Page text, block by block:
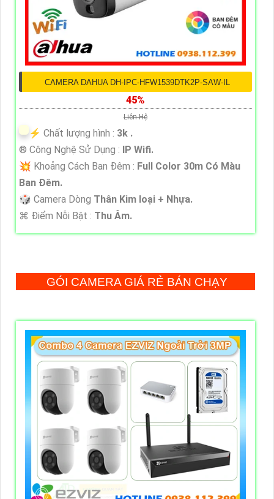
CAMERA DAHUA DH-IPC-HFW1539DTK2P-SAW-IL
45%
Liên Hệ
️⚡ Chất lượng hình : 3k .
®️ Công Nghệ Sử Dụng :
IP Wifi.
💥 Khoảng Cách Ban Đêm : Full Color 30m Có Màu
Ban Ðêm.
🎲 Camera Dòng Thân Kim loại + Nhựa.
️⌘ Điểm Nỗi Bật : Thu Âm.
GÓI CAMERA GIÁ RẺ BÁN CHẠY